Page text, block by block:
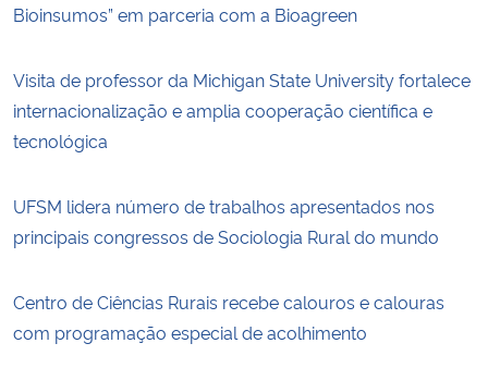
Bioinsumos” em parceria com a Bioagreen
Visita de professor da Michigan State University fortalece
internacionalização e amplia cooperação científica e
tecnológica
UFSM lidera número de trabalhos apresentados nos
principais congressos de Sociologia Rural do mundo
Centro de Ciências Rurais recebe calouros e calouras
com programação especial de acolhimento